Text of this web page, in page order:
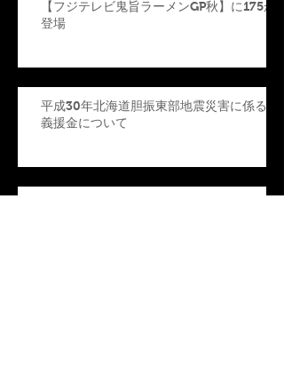
【フジテレビ鬼旨ラーメンGP秋】に175が
登場
平成30年北海道胆振東部地震災害に係る
義援金について